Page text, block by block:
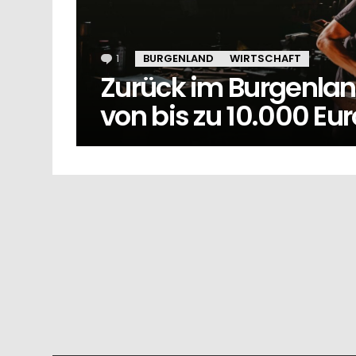
1 Kommentar
BURGENLAND WIRTSCHAFT
Zurück im
von bis zu 10.000